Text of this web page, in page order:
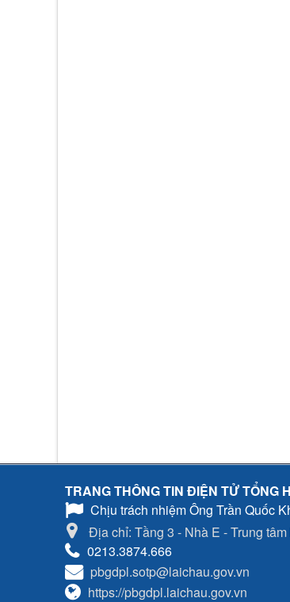
TRANG THÔNG TIN ĐIỆN TỬ TỔNG
Chịu trách nhiệmÔng Trần Quốc
Địa chỉ: Tầng 3 - Nhà E - Trung
0213.3874.666
pbgdpl.sotp@laichau.gov.vn
https://pbgdpl.laichau.gov.vn